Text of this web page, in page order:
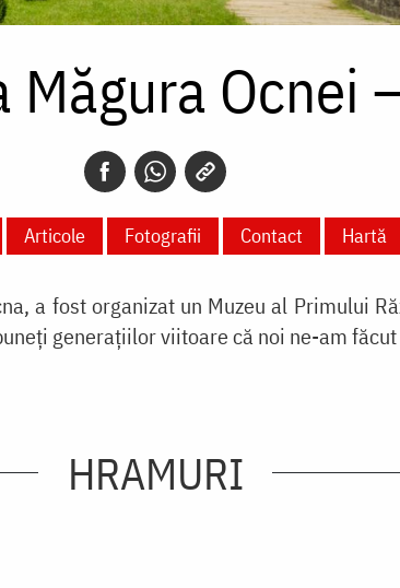
Măgura Ocnei
Articole Fotografii Contact Hartă
a fost organizat un Muzeu al Primului
generațiilor viitoare că noi ne-am
HRAMURI